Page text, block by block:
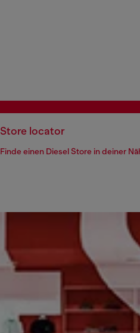
Store locator
Finde einen Diesel Store in deiner